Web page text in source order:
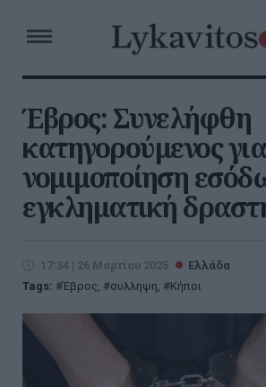
Έβρος: Συνελήφθη
κατηγορούμενος για
νομιμοποίηση
εγκληματική
17:34 | 26 Μαρτίου 2025
Ελλάδα
Tags:
Έβρος, συλληψη, Κήποι